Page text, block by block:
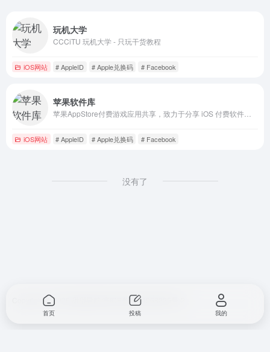
玩机大学
CCCiTU 玩机大学 - 只玩干货教程
iOS网站 # AppleID # Apple兑换码 # Facebook
苹果软件库
iOS网站 # AppleID # Apple兑换码 # Facebook
没有了
Copyright © 2026 冀ICP备2024068225号-2
首页 投稿 我的